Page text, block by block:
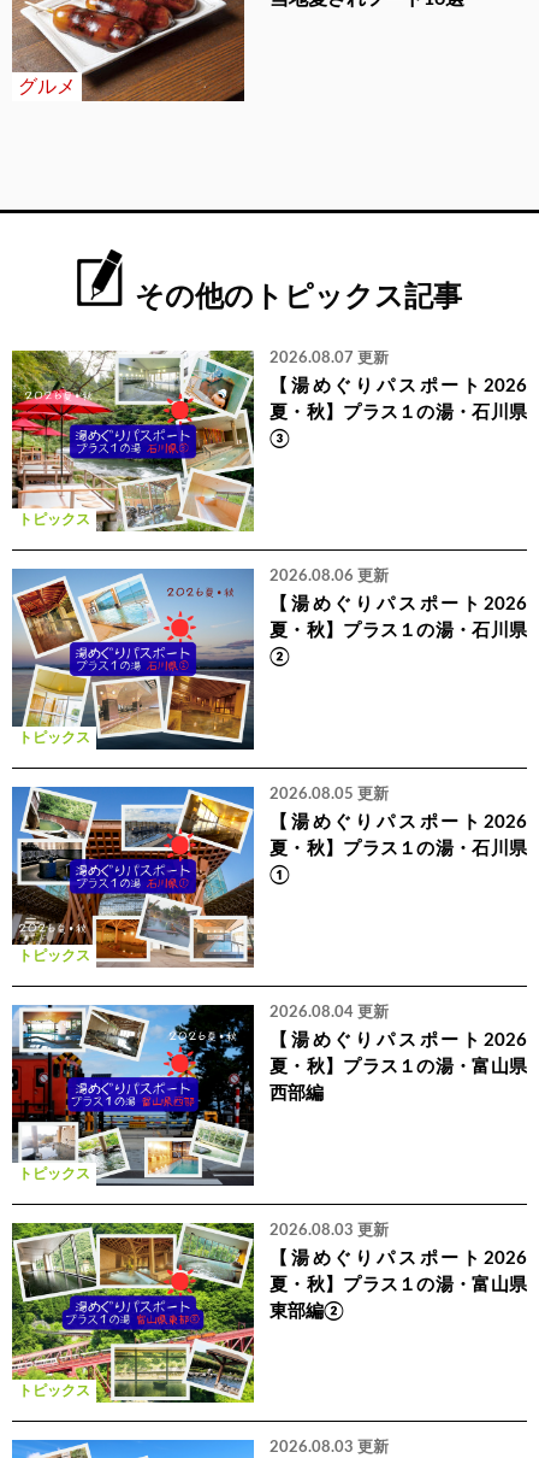
グルメ
その他のトピックス記事
トピックス
2026.08.07 更新
【湯めぐりパスポート2026
夏・秋】プラス１の湯・石川県
③
トピックス
2026.08.06 更新
【湯めぐりパスポート2026
夏・秋】プラス１の湯・石川県
②
トピックス
2026.08.05 更新
【湯めぐりパスポート2026
夏・秋】プラス１の湯・石川県
①
トピックス
2026.08.04 更新
【湯めぐりパスポート2026
夏・秋】プラス１の湯・富山県
西部編
トピックス
2026.08.03 更新
【湯めぐりパスポート2026
夏・秋】プラス１の湯・富山県
東部編②
2026.08.03 更新